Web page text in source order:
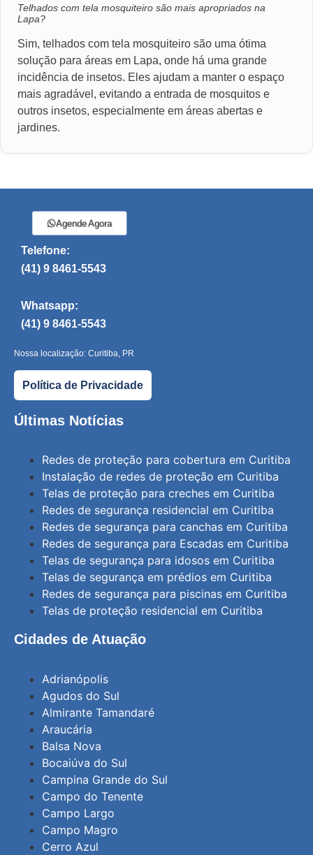
Telhados com tela mosquiteiro são mais apropriados na
Lapa?
Sim, telhados com tela mosquiteiro são uma ótima
solução para áreas em Lapa, onde há uma grande
incidência de insetos. Eles ajudam a manter o espaço
mais agradável, evitando a entrada de mosquitos e
outros insetos, especialmente em áreas abertas e
jardines.
Agende Agora
Telefone:
(41) 9 8461-5543
Whatsapp:
(41) 9 8461-5543
Nossa localização: Curitiba, PR
Política de Privacidade
Últimas Notícias
Redes de proteção para cobertura em Curitiba
Instalação de redes de proteção em Curitiba
Telas de proteção para creches em Curitiba
Redes de segurança residencial em Curitiba
Redes de segurança para canchas em Curitiba
Redes de segurança para Escadas em Curitiba
Telas de segurança para idosos em Curitiba
Telas de segurança em prédios em Curitiba
Redes de segurança para piscinas em Curitiba
Telas de proteção residencial em Curitiba
Cidades de Atuação
Adrianópolis
Agudos do Sul
Almirante Tamandaré
Araucária
Balsa Nova
Bocaiúva do Sul
Campina Grande do Sul
Campo do Tenente
Campo Largo
Campo Magro
Cerro Azul